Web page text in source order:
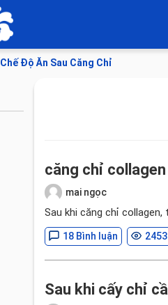
Chế Độ Ăn Sau Căng Chỉ
căng chỉ
mai ngọc
Sau khi căng chỉ
18 Bình luận
Sau khi cấy chỉ